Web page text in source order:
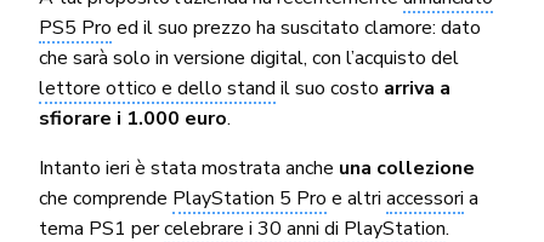
PS5 Pro ed il suo prezzo ha suscitato clamore: dato
che sarà solo in versione digital, con l’acquisto del
lettore ottico e dello stand il suo costo arriva a
sfiorare i 1.000 euro.
Intanto ieri è stata mostrata anche una collezione
che comprende PlayStation 5 Pro e altriaccessori a
tema PS1 percelebrare i 30 anni di PlayStation.